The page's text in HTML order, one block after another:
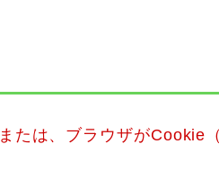
たは、ブラウザがCookie